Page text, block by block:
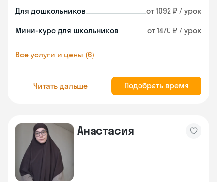
Для дошкольников от 1092 ₽ / урок
Мини-курс для школьников от 1470 ₽ / урок
Все услуги и цены (6)
Читать дальше Подобрать время
Анастасия